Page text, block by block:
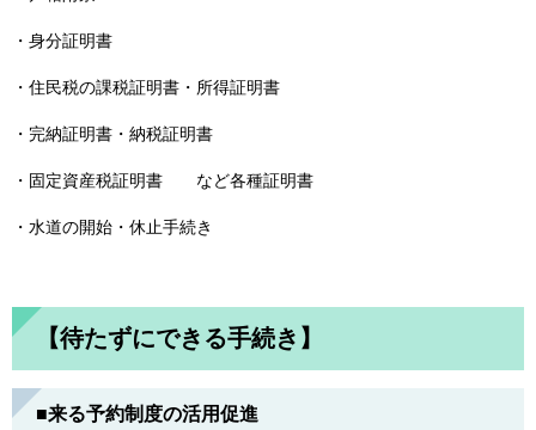
・身分証明書
・住民税の課税証明書・所得証明書
・完納証明書・納税証明書
・固定資産税証明書 など各種証明書
・水道の開始・休止手続き
【待たずにできる手続き】
■来る予約制度の活用促進